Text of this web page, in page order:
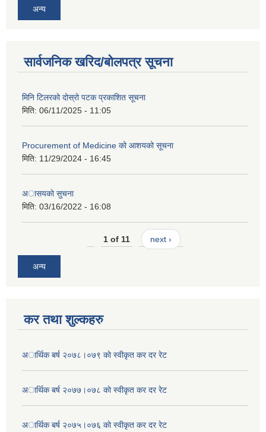
अन्य
सार्वजनिक खरिद/बोलपत्र सूचना
मिनि टिलरको दोस्रो पटक प्रकाशित सूचना
मिति: 06/11/2025 - 11:05
Procurement of Medicine को आशयको सूचना
मिति: 11/29/2024 - 16:45
अासयकाे सुचना
मिति: 03/16/2022 - 16:08
1 of 11 next ›
अन्य
कर तथा शुल्कहरु
अार्थिक बर्ष २०७८।०७९ काे स्वीकृत कर दर रेट
अार्थिक बर्ष २०७७।०७८ काे स्वीकृत कर दर रेट
अार्थिक बर्ष २०७५।०७६ काे स्वीकृत कर दर रेट